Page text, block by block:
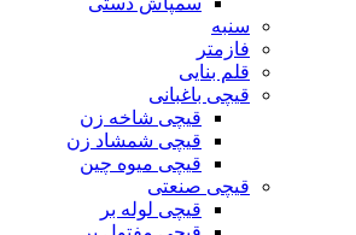
سنبه
فازمتر
قلم بنایی
قیچی باغبانی
قیچی شاخه زن
قیچی شمشاد زن
قیچی میوه چین
قیچی صنعتی
قیچی لوله بر